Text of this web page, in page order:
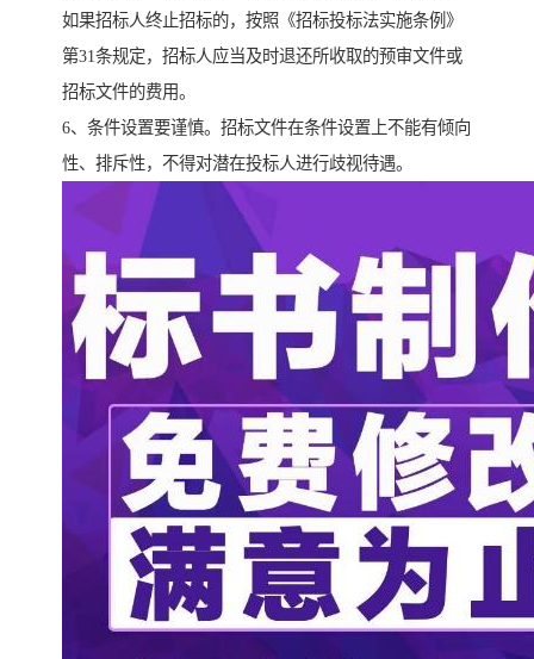
如果招标人终止招标的，按照《招标投标法实施条例》
第31条规定，招标人应当及时退还所收取的预审文件或
招标文件的费用。
6、条件设置要谨慎。招标文件在条件设置上不能有倾向
性、排斥性，不得对潜在投标人进行歧视待遇。